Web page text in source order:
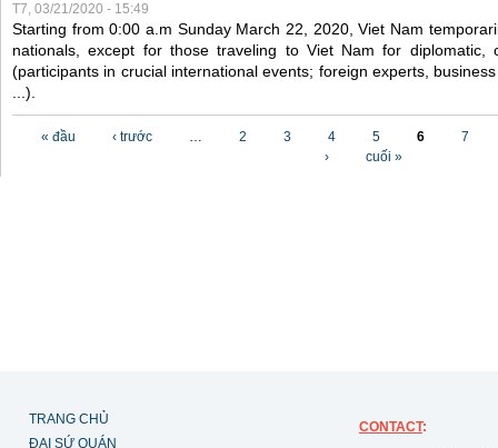
T7, 03/21/2020 - 15:49
Starting from 0:00 a.m Sunday March 22, 2020, Viet Nam
nationals, except for those traveling to Viet Nam for diplomatic,
(participants in crucial international events; foreign experts,
...).
Các trang
« đầu ‹ trước … 2 3 4 5 6
7
›
cuối »
TRANG CHỦ
ĐẠI SỨ QUÁN
CONTACT: